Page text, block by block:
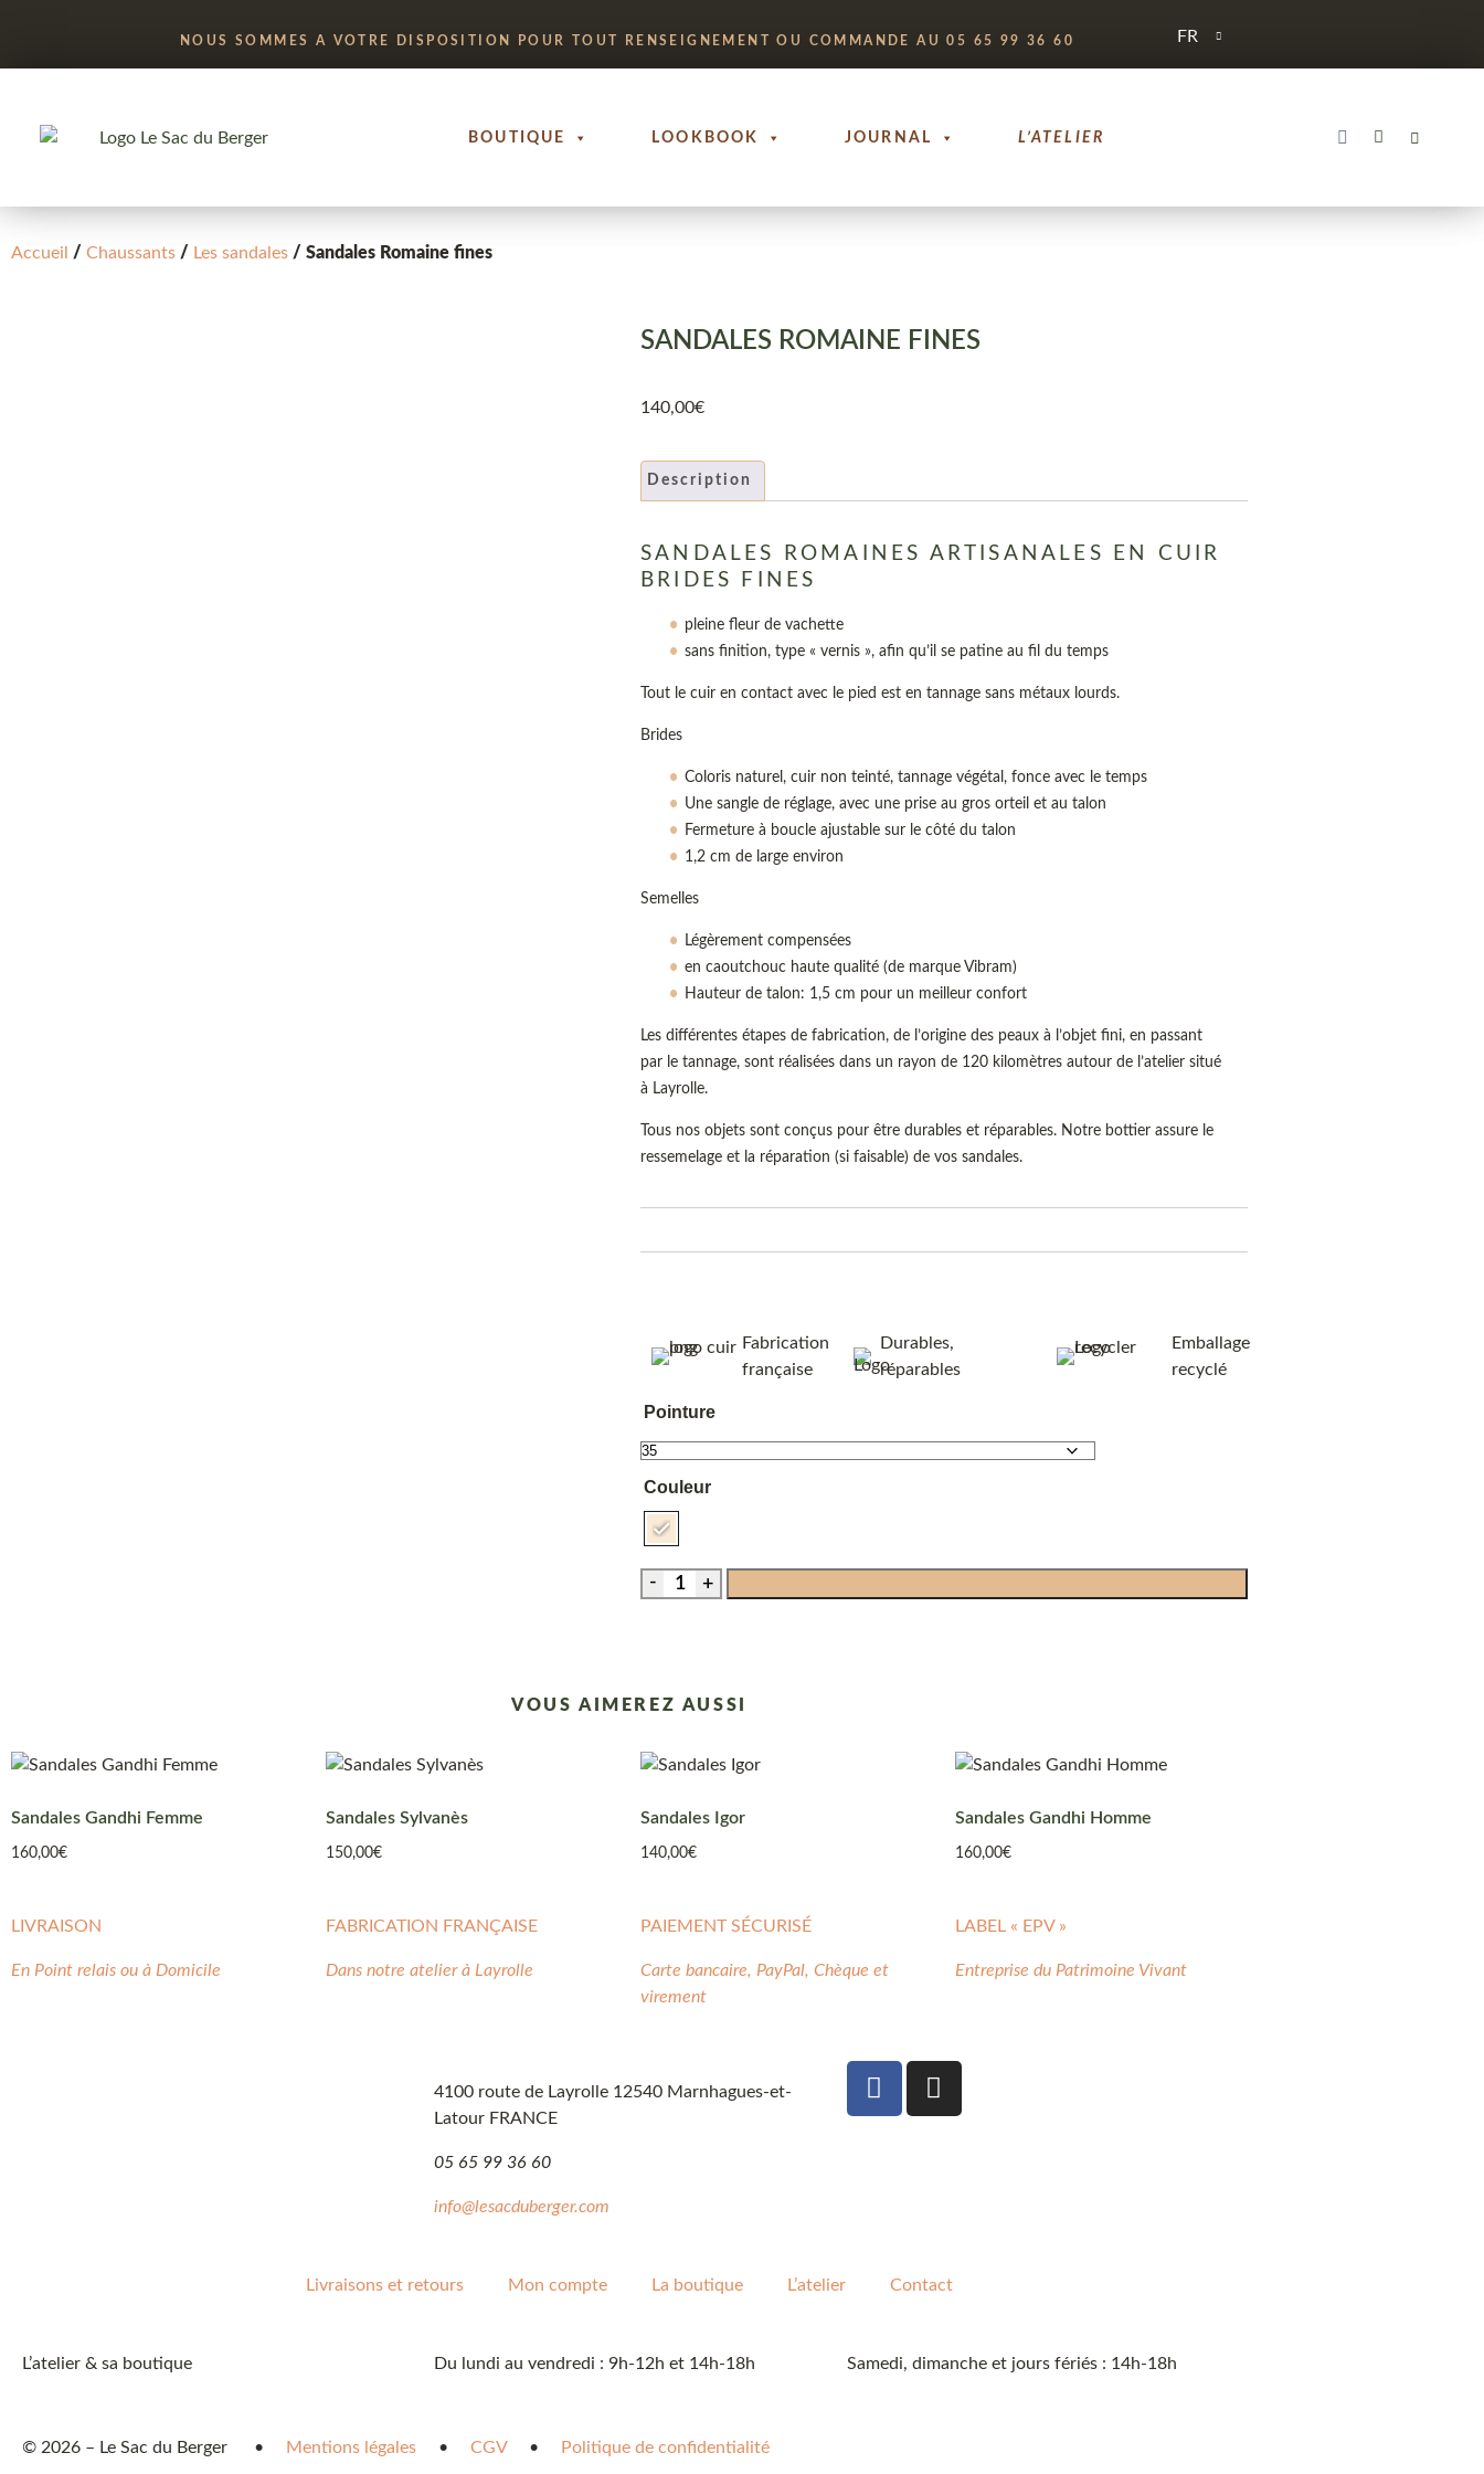
NOUS SOMMES A VOTRE DISPOSITION POUR TOUT RENSEIGNEMENT OU COMMANDE AU 05 65 99 36 60 FR
BOUTIQUE LOOKBOOK JOURNAL L’ATELIER
Accueil / Chaussants / Les sandales / Sandales Romaine fines
SANDALES ROMAINE FINES
140,00€
Description
SANDALES ROMAINES ARTISANALES EN CUIR
BRIDES FINES
pleine fleur de vachette
sans finition, type « vernis », afin qu’il se patine au fil du temps
Tout le cuir en contact avec le pied est en tannage sans métaux lourds.
Brides
Coloris naturel, cuir non teinté, tannage végétal, fonce avec le temps
Une sangle de réglage, avec une prise au gros orteil et au talon
Fermeture à boucle ajustable sur le côté du talon
1,2 cm de large environ
Semelles
Légèrement compensées
en caoutchouc haute qualité (de marque Vibram)
Hauteur de talon: 1,5 cm pour un meilleur confort
Les différentes étapes de fabrication, de l’origine des peaux à l’objet fini, en passant
par le tannage, sont réalisées dans un rayon de 120 kilomètres autour de l’atelier situé
à Layrolle.
Tous nos objets sont conçus pour être durables et réparables. Notre bottier assure le
ressemelage et la réparation (si faisable) de vos sandales.
Fabrication
française
Durables,
réparables
Emballage
recyclé
Pointure
Couleur
VOUS AIMEREZ AUSSI
Sandales Gandhi Femme
160,00€
Sandales Sylvanès
150,00€
Sandales Igor
140,00€
Sandales Gandhi Homme
160,00€
LIVRAISON
En Point relais ou à Domicile
FABRICATION FRANÇAISE
Dans notre atelier à Layrolle
PAIEMENT SÉCURISÉ
Carte bancaire, PayPal, Chèque et
virement
LABEL « EPV »
Entreprise du Patrimoine Vivant
4100 route de Layrolle 12540 Marnhagues-et-
Latour FRANCE
05 65 99 36 60
info@lesacduberger.com
Livraisons et retours Mon compte La boutique L’atelier Contact
L’atelier & sa boutique Du lundi au vendredi : 9h-12h et 14h-18h Samedi, dimanche et jours fériés : 14h-18h
© 2026 – Le Sac du Berger • Mentions légales • CGV • Politique de confidentialité